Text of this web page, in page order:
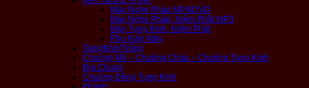
Máy Nghe Pháp MP4/DVD
Máy Nghe Pháp, Niệm Phật MP3
Máy Tụng Kinh, Niệm Phật
Phụ Kiện Máy
Tang/Khơ/Trống
Chuông Mõ – Chuông Chùa – Chuông Tụng Kinh
Địa Chung
Chuông Đồng Tụng Kinh